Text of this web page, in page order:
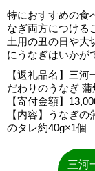
特におすすめの食
なぎ両方につける
土用の丑の日や大
にうなぎはいかが
【返礼品名】三
だわりのうなぎ 蒲
【寄付金額】
【内容】うなぎ
のタレ約40g×1個
三河